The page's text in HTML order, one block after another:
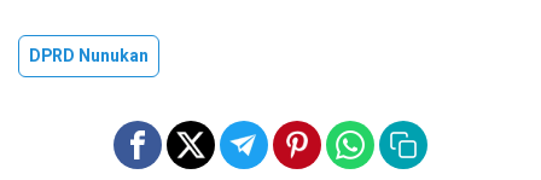
DPRD Nunukan